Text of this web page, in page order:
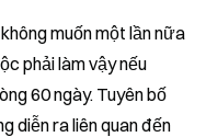
muốn một lần nữa
phải làm vậy nếu
60 ngày. Tuyên bố
diễn ra liên quan đến